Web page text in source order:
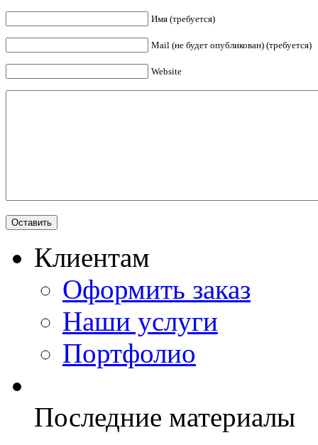
Имя (требуется)
Mail (не будет опубликован) (требуется)
Website
Клиентам
Оформить заказ
Наши услуги
Портфолио
Последние материалы